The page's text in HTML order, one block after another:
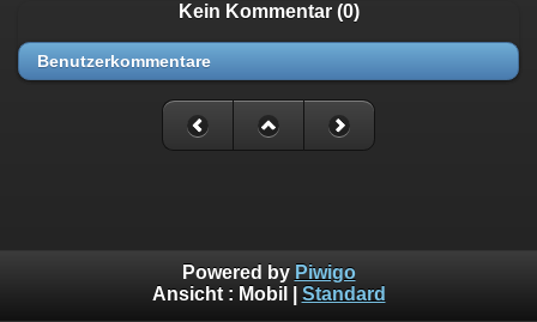
Kein Kommentar (0)
Benutzerkommentare
Powered by Piwigo
Ansicht : Mobil Standard